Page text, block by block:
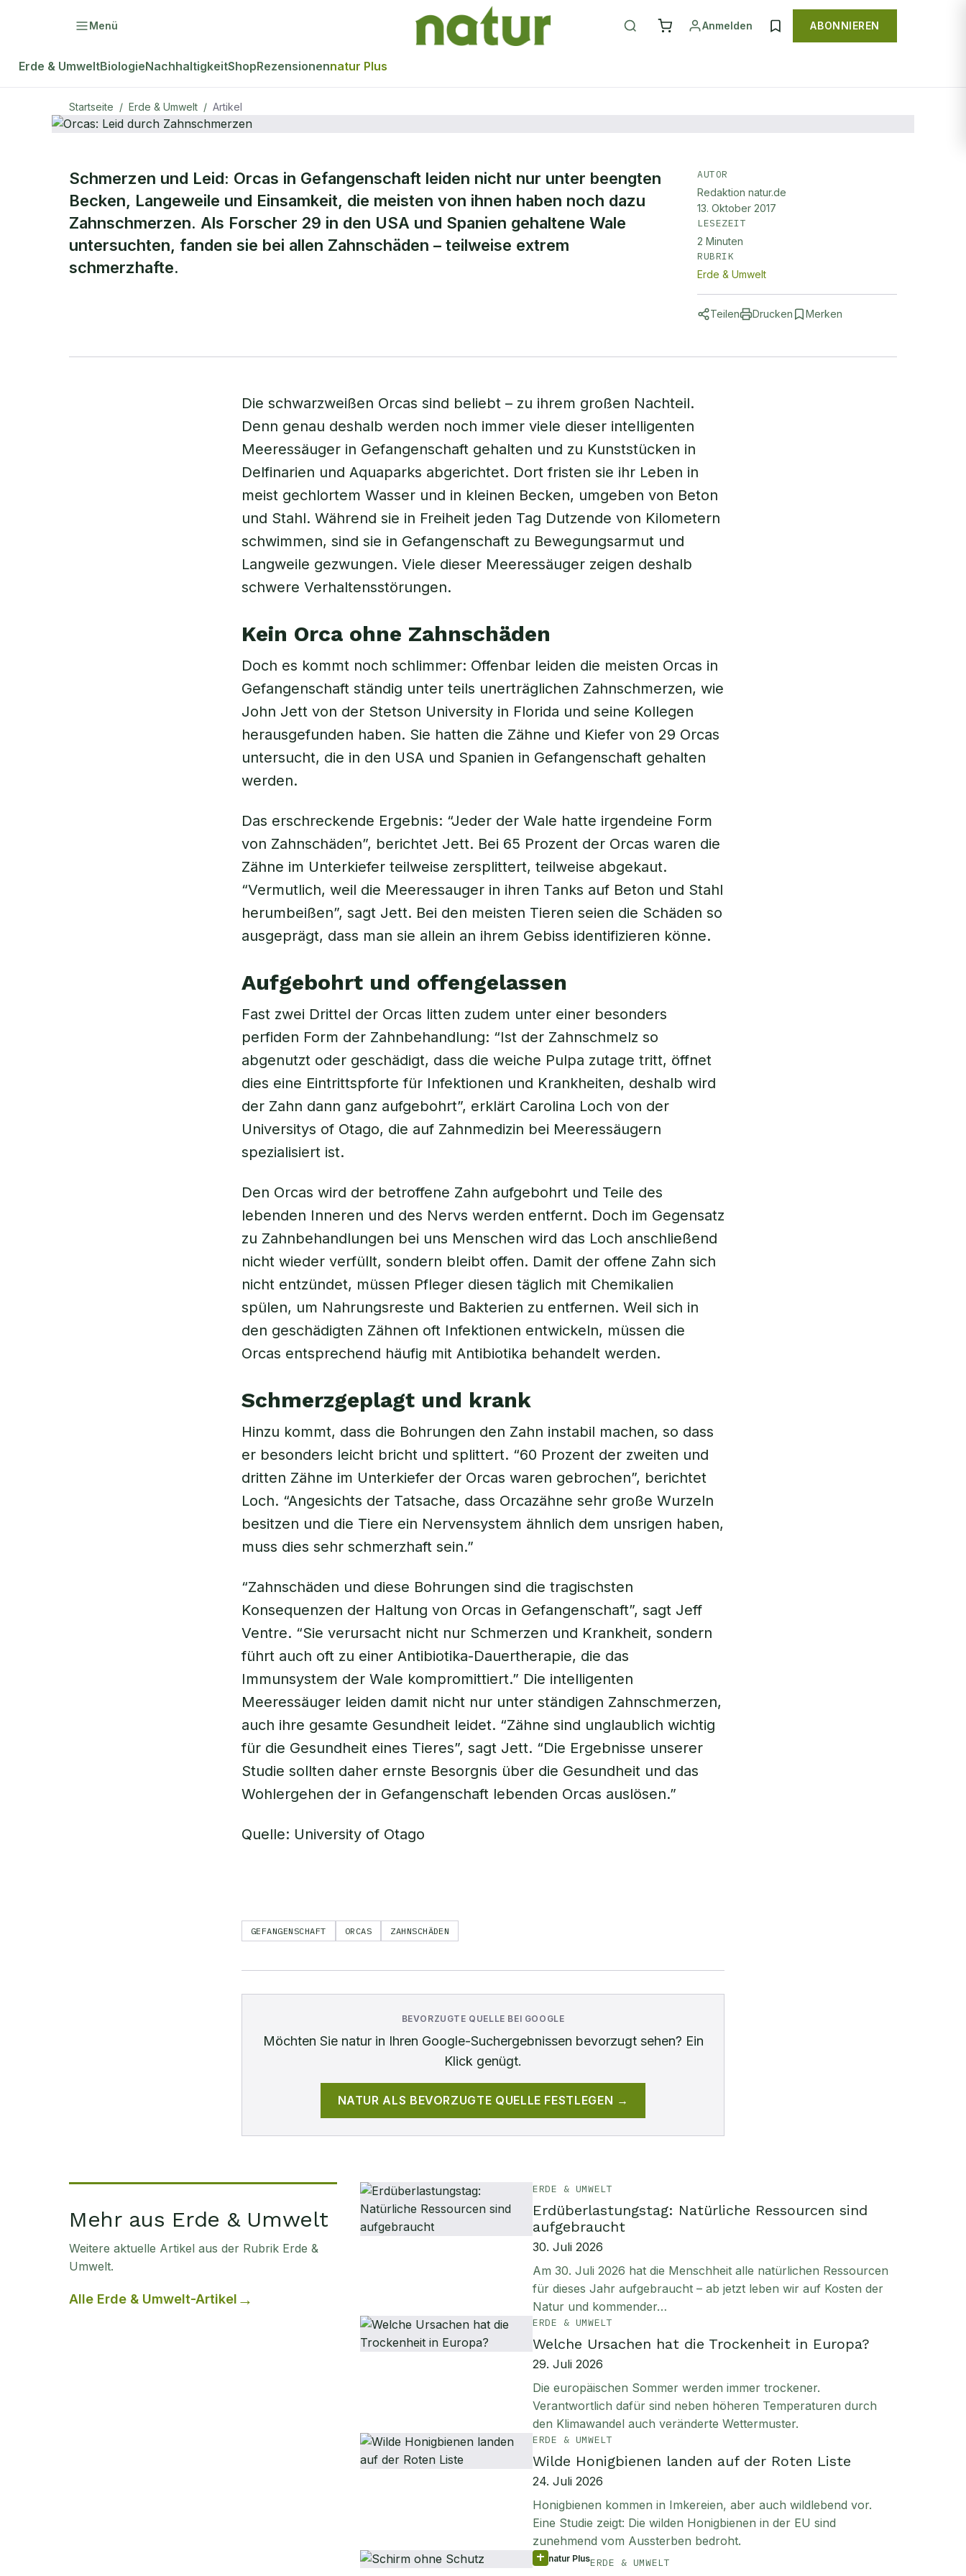
Menü Anmelden ABONNIEREN
Erde & UmweltBiologieNachhaltigkeitShopRezensionennatur Plus
Startseite / Erde & Umwelt / Artikel
ERDE & UMWELT
Orcas: Leid durch
Zahnschmerzen
Schmerzen und Leid: Orcas in Gefangenschaft leiden nicht nur unter beengten
Becken, Langeweile und Einsamkeit, die meisten von ihnen haben noch dazu
Zahnschmerzen. Als Forscher 29 in den USA und Spanien gehaltene Wale
untersuchten, fanden sie bei allen Zahnschäden – teilweise extrem
schmerzhafte.
AUTOR
Redaktion natur.de
13. Oktober 2017
LESEZEIT
2 Minuten
RUBRIK
Erde & Umwelt
Teilen Drucken Merken
Die schwarzweißen Orcas sind beliebt – zu ihrem großen Nachteil.
Denn genau deshalb werden noch immer viele dieser intelligenten
Meeressäuger in Gefangenschaft gehalten und zu Kunststücken in
Delfinarien und Aquaparks abgerichtet. Dort fristen sie ihr Leben in
meist gechlortem Wasser und in kleinen Becken, umgeben von Beton
und Stahl. Während sie in Freiheit jeden Tag Dutzende von Kilometern
schwimmen, sind sie in Gefangenschaft zu Bewegungsarmut und
Langweile gezwungen. Viele dieser Meeressäuger zeigen deshalb
schwere Verhaltensstörungen.
Kein Orca ohne Zahnschäden
Doch es kommt noch schlimmer: Offenbar leiden die meisten Orcas in
Gefangenschaft ständig unter teils unerträglichen Zahnschmerzen, wie
John Jett von der Stetson University in Florida und seine Kollegen
herausgefunden haben. Sie hatten die Zähne und Kiefer von 29 Orcas
untersucht, die in den USA und Spanien in Gefangenschaft gehalten
werden.
Das erschreckende Ergebnis: “Jeder der Wale hatte irgendeine Form
von Zahnschäden”, berichtet Jett. Bei 65 Prozent der Orcas waren die
Zähne im Unterkiefer teilweise zersplittert, teilweise abgekaut.
“Vermutlich, weil die Meeressauger in ihren Tanks auf Beton und Stahl
herumbeißen”, sagt Jett. Bei den meisten Tieren seien die Schäden so
ausgeprägt, dass man sie allein an ihrem Gebiss identifizieren könne.
Aufgebohrt und offengelassen
Fast zwei Drittel der Orcas litten zudem unter einer besonders
perfiden Form der Zahnbehandlung: “Ist der Zahnschmelz so
abgenutzt oder geschädigt, dass die weiche Pulpa zutage tritt, öffnet
dies eine Eintrittspforte für Infektionen und Krankheiten, deshalb wird
der Zahn dann ganz aufgebohrt”, erklärt Carolina Loch von der
Universitys of Otago, die auf Zahnmedizin bei Meeressäugern
spezialisiert ist.
Den Orcas wird der betroffene Zahn aufgebohrt und Teile des
lebenden Inneren und des Nervs werden entfernt. Doch im Gegensatz
zu Zahnbehandlungen bei uns Menschen wird das Loch anschließend
nicht wieder verfüllt, sondern bleibt offen. Damit der offene Zahn sich
nicht entzündet, müssen Pfleger diesen täglich mit Chemikalien
spülen, um Nahrungsreste und Bakterien zu entfernen. Weil sich in
den geschädigten Zähnen oft Infektionen entwickeln, müssen die
Orcas entsprechend häufig mit Antibiotika behandelt werden.
Schmerzgeplagt und krank
Hinzu kommt, dass die Bohrungen den Zahn instabil machen, so dass
er besonders leicht bricht und splittert. “60 Prozent der zweiten und
dritten Zähne im Unterkiefer der Orcas waren gebrochen”, berichtet
Loch. “Angesichts der Tatsache, dass Orcazähne sehr große Wurzeln
besitzen und die Tiere ein Nervensystem ähnlich dem unsrigen haben,
muss dies sehr schmerzhaft sein.”
“Zahnschäden und diese Bohrungen sind die tragischsten
Konsequenzen der Haltung von Orcas in Gefangenschaft”, sagt Jeff
Ventre. “Sie verursacht nicht nur Schmerzen und Krankheit, sondern
führt auch oft zu einer Antibiotika-Dauertherapie, die das
Immunsystem der Wale kompromittiert.” Die intelligenten
Meeressäuger leiden damit nicht nur unter ständigen Zahnschmerzen,
auch ihre gesamte Gesundheit leidet. “Zähne sind unglaublich wichtig
für die Gesundheit eines Tieres”, sagt Jett. “Die Ergebnisse unserer
Studie sollten daher ernste Besorgnis über die Gesundheit und das
Wohlergehen der in Gefangenschaft lebenden Orcas auslösen.”
Quelle: University of Otago
GEFANGENSCHAFT ORCAS ZAHNSCHÄDEN
BEVORZUGTE QUELLE BEI GOOGLE
Möchten Sie naturin Ihren Google-Suchergebnissen bevorzugt sehen? Ein
Klick genügt.
NATUR ALS BEVORZUGTE QUELLE FESTLEGEN →
Mehr aus Erde & Umwelt
Weitere aktuelle Artikel aus der Rubrik Erde &
Umwelt.
Alle Erde & Umwelt-Artikel
ERDE & UMWELT
Erdüberlastungstag: Natürliche Ressourcen sind
aufgebraucht
30. Juli 2026
Am 30. Juli 2026 hat die Menschheit alle natürlichen Ressourcen
für dieses Jahr aufgebraucht – ab jetzt leben wir auf Kosten der
Natur und kommender…
ERDE & UMWELT
Welche Ursachen hat die Trockenheit in Europa?
29. Juli 2026
Die europäischen Sommer werden immer trockener.
Verantwortlich dafür sind neben höheren Temperaturen durch
den Klimawandel auch veränderte Wettermuster.
ERDE & UMWELT
Wilde Honigbienen landen auf der Roten Liste
24. Juli 2026
Honigbienen kommen in Imkereien, aber auch wildlebend vor.
Eine Studie zeigt: Die wilden Honigbienen in der EU sind
zunehmend vom Aussterben bedroht.
natur PlusERDE & UMWELT